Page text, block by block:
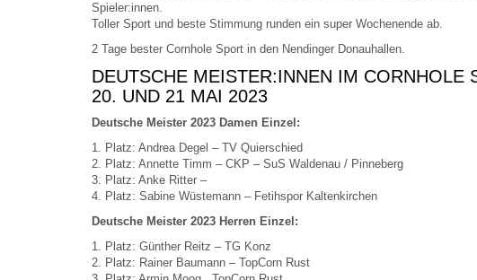
Spieler:innen.
Toller Sport und beste Stimmung runden ein super Wochenende ab.
2 Tage bester Cornhole Sport in den Nendinger Donauhallen.
DEUTSCHE MEISTER:INNEN IM CORNHOLE
20. UND 21 MAI 2023
Deutsche Meister 2023 Damen Einzel:
1. Platz: Andrea Degel – TV Quierschied
2. Platz: Annette Timm – CKP – SuS Waldenau / Pinneberg
3. Platz: Anke Ritter –
4. Platz: Sabine Wüstemann – Fetihspor Kaltenkirchen
Deutsche Meister 2023 Herren Einzel:
1. Platz: Günther Reitz – TG Konz
2. Platz: Rainer Baumann – TopCorn Rust